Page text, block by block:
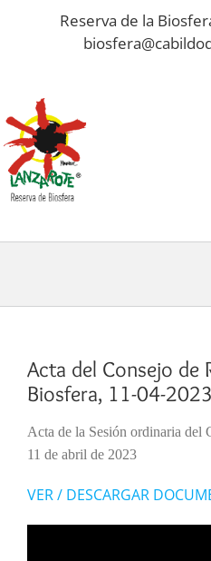
Reserva de la
Acta del Consejo de
Biosfera, 11-04-2023
Acta de la Sesión ordinaria del
11 de abril de 2023
VER / DESCARGAR